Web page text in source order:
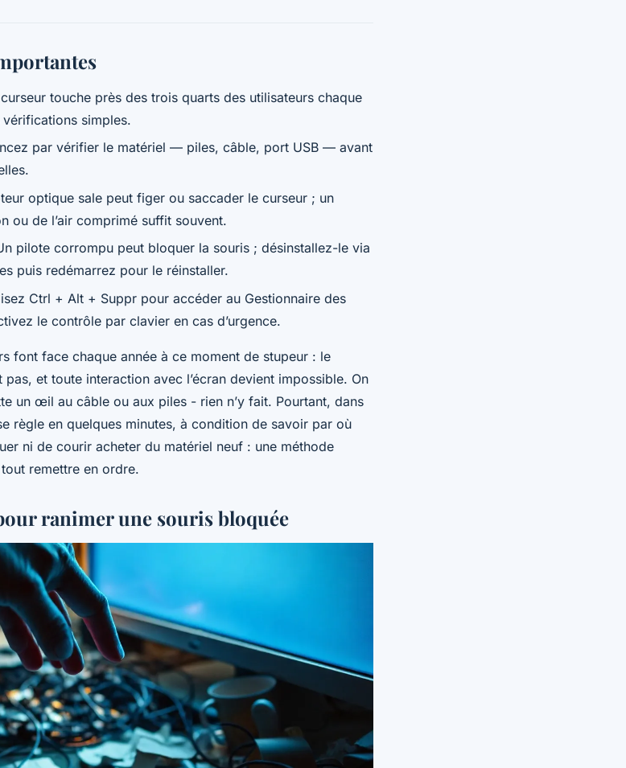
touche près des trois quarts des utilisateurs chaque
simples.
par vérifier le matériel — piles, câble, port USB — avant
optique sale peut figer ou saccader le curseur ; un
ou de l’air comprimé suffit souvent.
pilote corrompu peut bloquer la souris ; désinstallez-le via
puis redémarrez pour le réinstaller.
Ctrl + Alt + Suppr pour accéder au Gestionnaire des
le contrôle par clavier en cas d’urgence.
font face chaque année à ce moment de stupeur : le
et toute interaction avec l’écran devient impossible. On
un œil au câble ou aux piles - rien n’y fait. Pourtant, dans
règle en quelques minutes, à condition de savoir par où
ni de courir acheter du matériel neuf : une méthode
remettre en ordre.
ranimer une souris bloquée